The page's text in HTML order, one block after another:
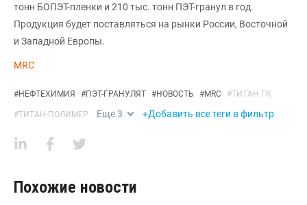
тонн БОПЭТ-пленки и 210 тыс. тонн ПЭТ-гранул в год.
Продукция будет поставляться на рынки России, Восточной
и Западной Европы.
MRC
#НЕФТЕХИМИЯ #ПЭТ-ГРАНУЛЯТ #НОВОСТЬ #MRC #ТИТАН ГК
#ТИТАН-ПОЛИМЕР Еще3 +Добавить все теги в фильтр
Похожие новости